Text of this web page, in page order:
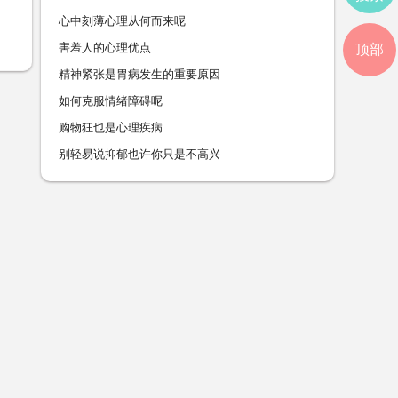
心中刻薄心理从何而来呢
害羞人的心理优点
精神紧张是胃病发生的重要原因
如何克服情绪障碍呢
购物狂也是心理疾病
别轻易说抑郁也许你只是不高兴
顶部